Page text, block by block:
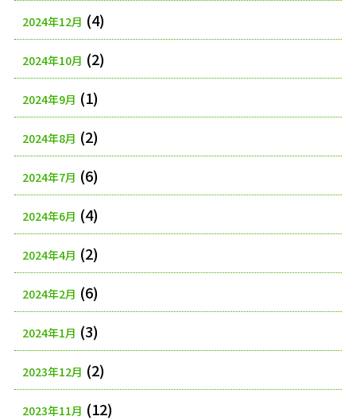
2024年12月 (4)
2024年10月 (2)
2024年9月 (1)
2024年8月 (2)
2024年7月 (6)
2024年6月 (4)
2024年4月 (2)
2024年2月 (6)
2024年1月 (3)
2023年12月 (2)
2023年11月 (12)